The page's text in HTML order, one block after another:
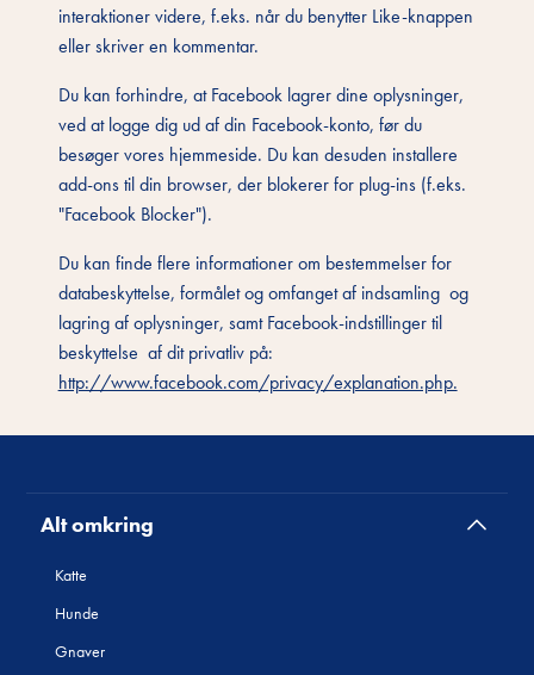
interaktioner videre, f.eks. når du benytter Like-knappen
eller skriver en kommentar.
Du kan forhindre, at Facebook lagrer dine oplysninger,
ved at logge dig ud af din Facebook-konto, før du
besøger vores hjemmeside. Du kan desuden installere
add-ons til din browser, der blokerer for plug-ins (f.eks.
"Facebook Blocker").
Du kan finde flere informationer om bestemmelser for
databeskyttelse, formålet og omfanget af indsamling og
lagring af oplysninger, samt Facebook-indstillinger til
beskyttelse af dit privatliv på:
http://www.facebook.com/privacy/explanation.php.
Alt omkring
Katte
Hunde
Gnaver